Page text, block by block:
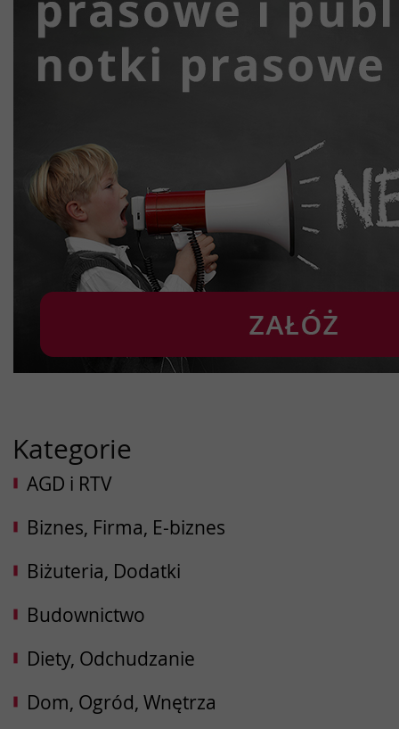
Kategorie
AGD i RTV
Biznes, Firma, E-biznes
Biżuteria, Dodatki
Budownictwo
Diety, Odchudzanie
Dom, Ogród, Wnętrza